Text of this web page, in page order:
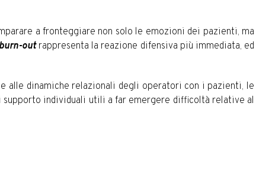
a fronteggiare non solo le emozioni dei pazienti, ma
burn-outrappresenta la reazione difensiva più immediata, ed
e alle dinamiche relazionali degli operatori con i pazienti, le
individuali utili a far emergere difficoltà relative al